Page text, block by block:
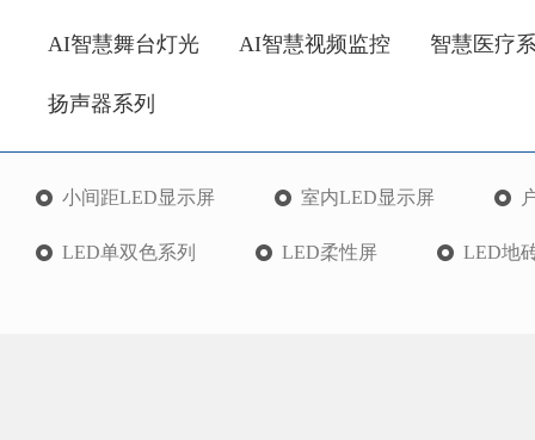
AI智慧舞台灯光 AI智慧视频监控 智慧医疗
扬声器系列
小间距LED显示屏 室内LED显示屏
LED单双色系列 LED柔性屏 LED地